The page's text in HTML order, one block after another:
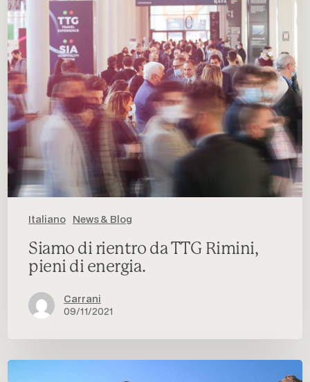
Italiano News & Blog
Rimini,
pieni
di
energia.
Siamo di rientro da TTG Rimini,
pieni di energia.
Carrani
09/11/2021
Postcards